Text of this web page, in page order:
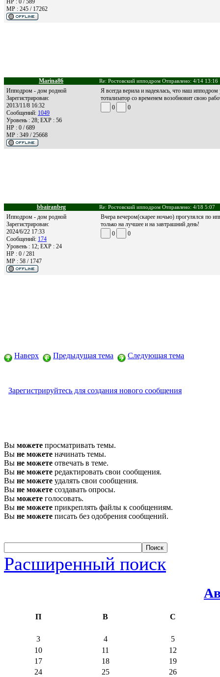
MP : 245 / 17262
Marina86 Re: Ростовский ипподром Отправлено: 4/14 13:16
Ипподром - дом родной
Зарегистрирован:
2013/11/8 16:32
Сообщений: 1049
Уровень : 28; EXP : 56
HP : 0 / 689
MP : 349 / 25668
Я всегда верила и надеялась, что наш
тотализатор со временем возобновит свою
0
0
bbairanbeg Re: Ростовский ипподром Отправлено: 4/18 5:07
Ипподром - дом родной
Зарегистрирован:
2024/6/22 17:33
Сообщений: 174
Уровень : 12; EXP : 24
HP : 0 / 281
MP : 58 / 1747
Вчера вечером(скарее ночью) прогулялся по
только на лучшее и на завтрашний день!
0
0
Наверх Предыдущая тема Следующая тема
Зарегистрируйтесь для создания нового сообщения
Вы можете просматривать темы.
Вы не можете начинать темы.
Вы не можете отвечать в теме.
Вы не можете редактировать свои сообщения.
Вы не можете удалять свои сообщения.
Вы не можете создавать опросы.
Вы можете голосовать.
Вы не можете прикреплять файлы к сообщениям.
Вы не можете писать без одобрения сообщений.
Расширенный поиск
П В С
3 4
5
10
11
12
17
18
19
24
25
26